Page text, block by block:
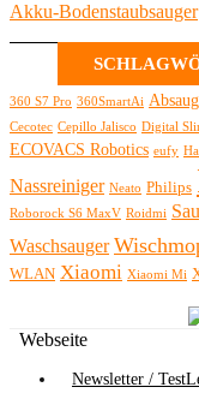
Akku-Bodenstaubsauger
360 S7 Pro 360SmartAi
Cecotec Cepillo Jalisco Digital
ECOVACS Robotics eufy
Nassreiniger Neato Philips
Roborock S6 MaxV Roidmi
Waschsauger
WLAN Xiaomi Xiaomi Mi
Webseite
Newsletter /